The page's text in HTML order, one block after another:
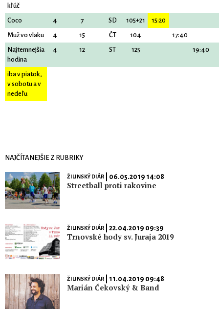
kľúč
Coco 4 7 SD 105+21
15:20
Muž vo vlaku
4 15 ČT 104
17:40
Najtemnejšia
hodina
4 12 ST 125 19:40
iba v piatok,
v sobotu a v
nedeľu
NAJČÍTANEJŠIE Z RUBRIKY
ŽILINSKÝ DIÁR| 06.05.2019 14:08
Streetball proti rakovine
ŽILINSKÝ DIÁR| 22.04.2019 09:39
Trnovské hody sv. Juraja 2019
ŽILINSKÝ DIÁR| 11.04.2019 09:48
Marián Čekovský & Band